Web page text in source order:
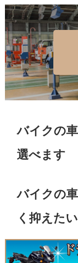
バイクの
選べます
バイクの
く抑えた